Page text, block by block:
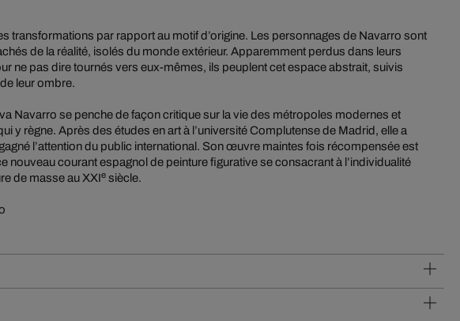
transformations par rapport au motif d’origine. Les personnages de Navarro sont
de la réalité, isolés du monde extérieur. Apparemment perdus dans leurs
ne pas dire tournés vers eux-mêmes, ils peuplent cet espace abstrait, suivis
leur ombre.
Navarro se penche de façon critique sur la vie des métropoles modernes et
y règne. Après des études en art à l’université Complutense de Madrid, elle a
l’attention du public international. Son œuvre maintes fois récompensée est
nouveau courant espagnol de peinture figurative se consacrant à l’individualité
de masse au XXIe siècle.